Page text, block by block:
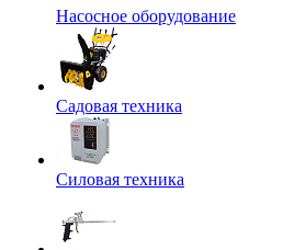
Насосное оборудование
Садовая техника
Силовая техника